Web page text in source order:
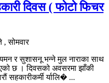
दिवस ( फोटो फिचर
सोमवार
र सुशासनू भन्ने मुल नाराका साथ
छ । दिवसको अवसरमा झाँकी
सहकारीकर्मी र्यालि� ...